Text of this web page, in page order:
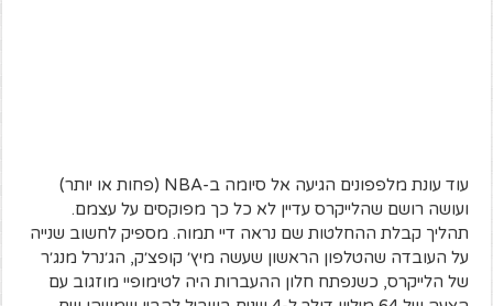
עוד עונת מלפפונים הגיעה אל סיומה ב-NBA (פחות או יותר)
ועושה רושם שהלייקרס עדיין לא כל כך מפוקסים על עצמם.
תהליך קבלת ההחלטות שם נראה דיי תמוה. מספיק לחשוב שנייה
על העובדה שהטלפון הראשון שעשה מיץ׳ קופצ׳ק, הג׳נרל מנג׳ר
של הלייקרס, כשנפתח חלון ההעברות היה לטימופיי מוזגוב עם